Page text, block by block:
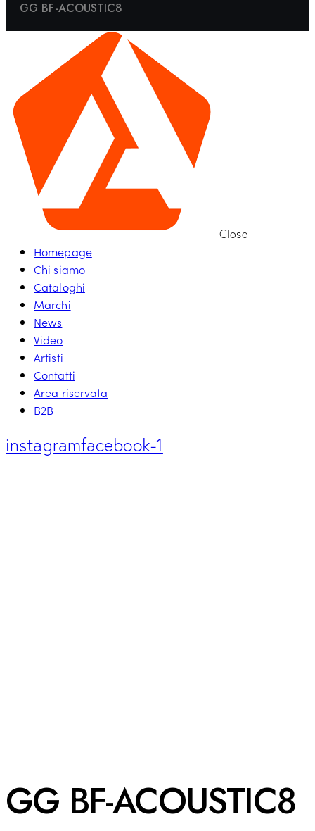
GG BF-ACOUSTIC8
Close
Homepage
Chi siamo
Cataloghi
Marchi
News
Video
Artisti
Contatti
Area riservata
B2B
instagramfacebook-1
GG BF-ACOUSTIC8